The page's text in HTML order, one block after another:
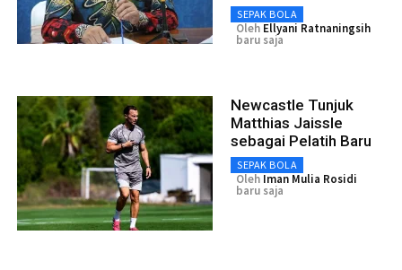
SEPAK BOLA
Oleh Ellyani Ratnaningsih
baru saja
Newcastle Tunjuk
Matthias Jaissle
sebagai Pelatih Baru
SEPAK BOLA
Oleh Iman Mulia Rosidi
baru saja